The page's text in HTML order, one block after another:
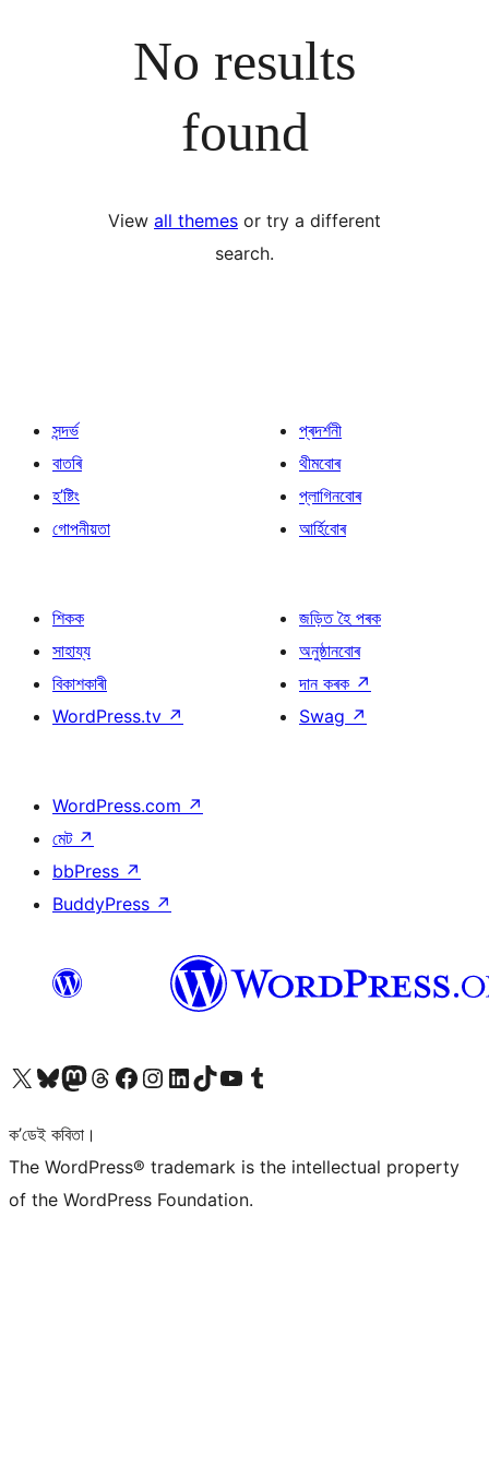
No results
found
View all themes or try a different
search.
সন্দৰ্ভ
বাতৰি
হ’ষ্টিং
গোপনীয়তা
প্ৰদৰ্শনী
থীমবোৰ
প্লাগিনবোৰ
আৰ্হিবোৰ
শিকক
সাহায্য
বিকাশকাৰী
WordPress.tv ↗
জড়িত হৈ পৰক
অনুষ্ঠানবোৰ
দান কৰক ↗
Swag ↗
WordPress.com ↗
মেট ↗
bbPress ↗
BuddyPress ↗
আমাৰ X (আগৰ Twitter) একাউণ্টলৈ যাওকআমাৰ Bluesky একাউণ্টলৈ যাওকআমাৰ Mastodon একাউণ্টলৈ যাওকআমাৰ Threads একাউণ্টলৈ যাওকআমাৰ Facebook পৃষ্ঠালৈ যাওকআমাৰ Instagram একাউণ্টলৈ যাওকআমাৰ LinkedIn একাউণ্টলৈ যাওকআমাৰ TikTok একাউণ্টলৈ যাওকআমাৰ YouTube চেনেললৈ যাওকআমাৰ Tumblr একাউণ্টলৈ যাওক
ক’ডেই কবিতা।
The WordPress® trademark is the intellectual property
of the WordPress Foundation.